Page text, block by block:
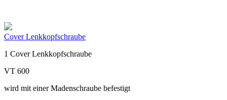
Cover Lenkkopfschraube
1 Cover Lenkkopfschraube
VT 600
wird mit einer Madenschraube befestigt